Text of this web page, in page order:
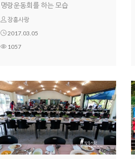
명랑운동회를 하는 모습
장흥사랑
2017.03.05
1057